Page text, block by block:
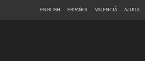
ENGLISH ESPAÑOL VALENCIÀ AJUDA